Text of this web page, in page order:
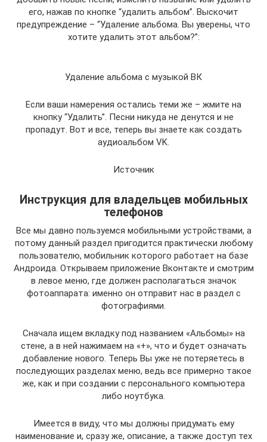
его, нажав по кнопке “удалить альбом”. Выскочит
предупреждение – “Удаление альбома. Вы уверены, что
хотите удалить этот альбом?”:
Удаление альбома с музыкой ВК
Если ваши намерения остались теми же – жмите на
кнопку “Удалить”. Песни никуда не денутся и не
пропадут. Вот и все, теперь вы знаете как создать
аудиоальбом VK.
Источник
Инструкция для владельцев мобильных
телефонов
Все мы давно пользуемся мобильными устройствами, а
потому данный раздел пригодится практически любому
пользователю, мобильник которого работает на базе
Андроида. Открываем приложение Вконтакте и смотрим
в левое меню, где должен располагаться значок
фотоаппарата: именно он отправит нас в раздел с
фотографиями.
Сначала ищем вкладку под названием «Альбомы» на
стене, а в ней нажимаем на «+», что и будет означать
добавление нового. Теперь Вы уже не потеряетесь в
последующих разделах меню, ведь все примерно такое
же, как и при создании с персонального компьютера
либо ноутбука.
Имеется в виду, что мы должны придумать ему
наименование и, сразу же, описание, а также доступ тех